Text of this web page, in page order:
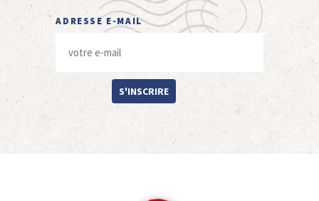
ADRESSE E-MAIL
S'INSCRIRE